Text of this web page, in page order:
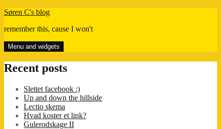
Skip
content
Søren C's blog
remember this, cause I won't
Menu and widgets
Recent posts
Slettet facebook :)
Up and down the hillside
Lectio skema
Hvad koster et link?
Gulerodskage II